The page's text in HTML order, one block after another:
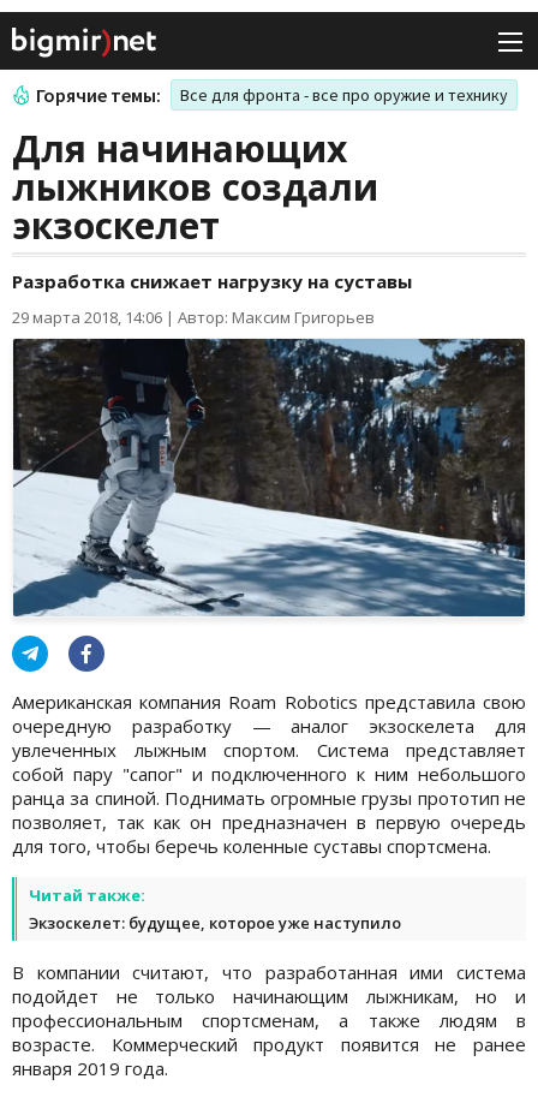
Горячие темы: Все для фронта - все про оружие и технику
Для начинающих
лыжников создали
экзоскелет
Разработка снижает нагрузку на суставы
29 марта 2018, 14:06 | Автор: Максим Григорьев
Американская компания Roam Robotics представила свою
очередную разработку — аналог экзоскелета для
увлеченных лыжным спортом. Система представляет
собой пару "сапог" и подключенного к ним небольшого
ранца за спиной. Поднимать огромные грузы прототип не
позволяет, так как он предназначен в первую очередь
для того, чтобы беречь коленные суставы спортсмена.
Читай также:
Экзоскелет: будущее, которое уже наступило
В компании считают, что разработанная ими система
подойдет не только начинающим лыжникам, но и
профессиональным спортсменам, а также людям в
возрасте. Коммерческий продукт появится не ранее
января 2019 года.